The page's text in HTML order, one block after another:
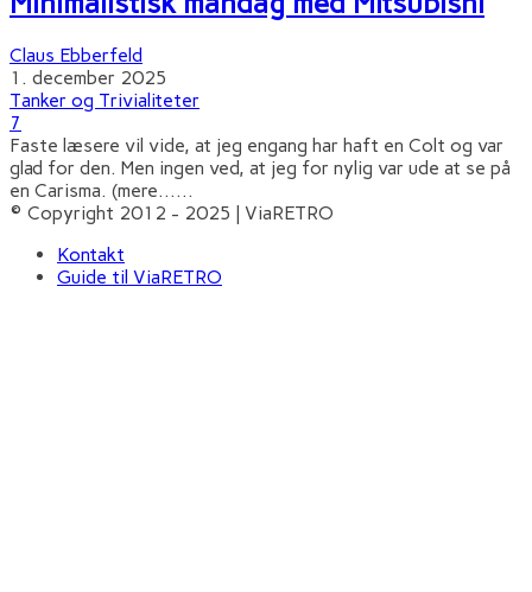
Claus Ebberfeld
1. december 2025
Tanker og Trivialiteter
7
Faste læsere vil vide, at jeg engang har haft en Colt og var
glad for den. Men ingen ved, at jeg for nylig var ude at se på
en Carisma. (mere…...
© Copyright 2012 - 2025 | ViaRETRO
Kontakt
Guide til ViaRETRO